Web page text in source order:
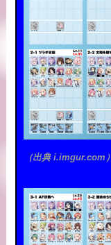
（出典 i.imgur.com）